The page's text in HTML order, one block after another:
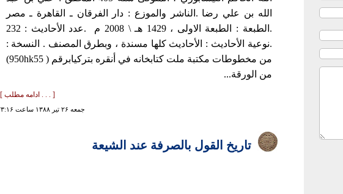
الله بن علي رضا .الناشر والموزع : دار الفرقان ـ القاهرة ـ مصر
.الطبعة : الطبعة الاولى ، 1429 هـ \ 2008 م .عدد الأحاديث : 232
.نوعية الأحاديث : الأحاديث كلها مسندة ، وبطرق المصنف . النسخة :
من مخطوطات مكتبة ملت كتابخانه في أنقره بتركيابرقم ( 950hk55)
من الورقة...
[ . . . ادامه مطلب ]
جمعه ۲۶ تير ۱۳۸۸ ساعت ۲۳:۱۶
تاريخ القول بالصرفة عند الشيعة